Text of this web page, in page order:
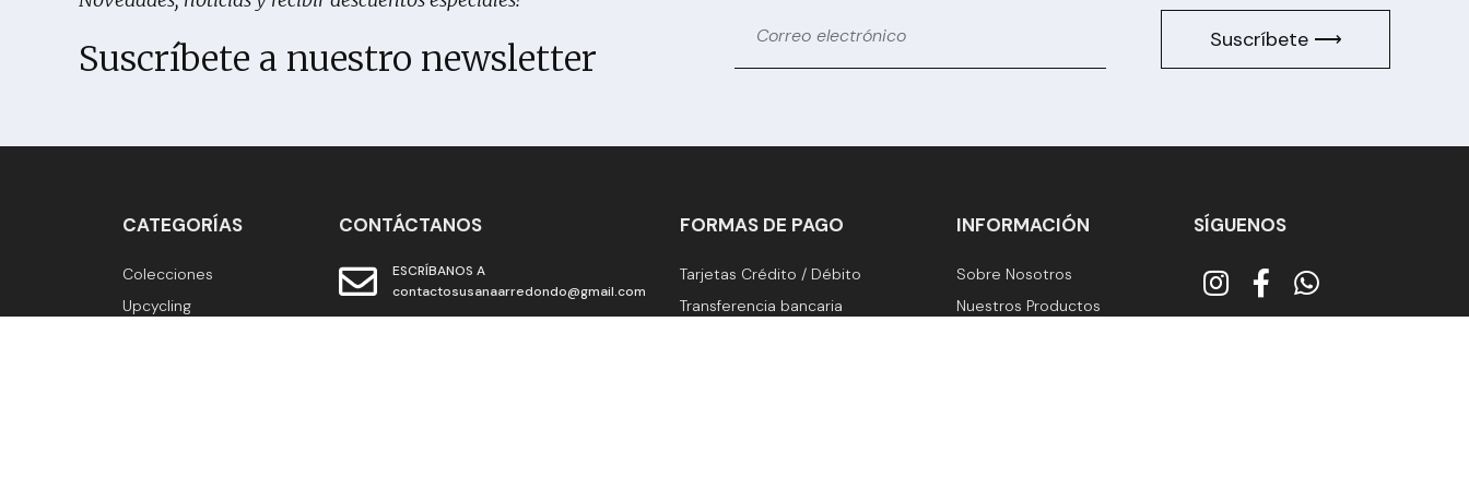
Suscríbete a nuestro newsletter Suscríbete ⟶
CATEGORÍAS
Colecciones
Upcycling
CONTÁCTANOS
ESCRÍBANOS A
contactosusanaarredondo@gmail.com
FORMAS DE PAGO
Tarjetas Crédito / Débito
Transferencia bancaria
INFORMACIÓN
Sobre Nosotros
Nuestros Productos
SÍGUENOS